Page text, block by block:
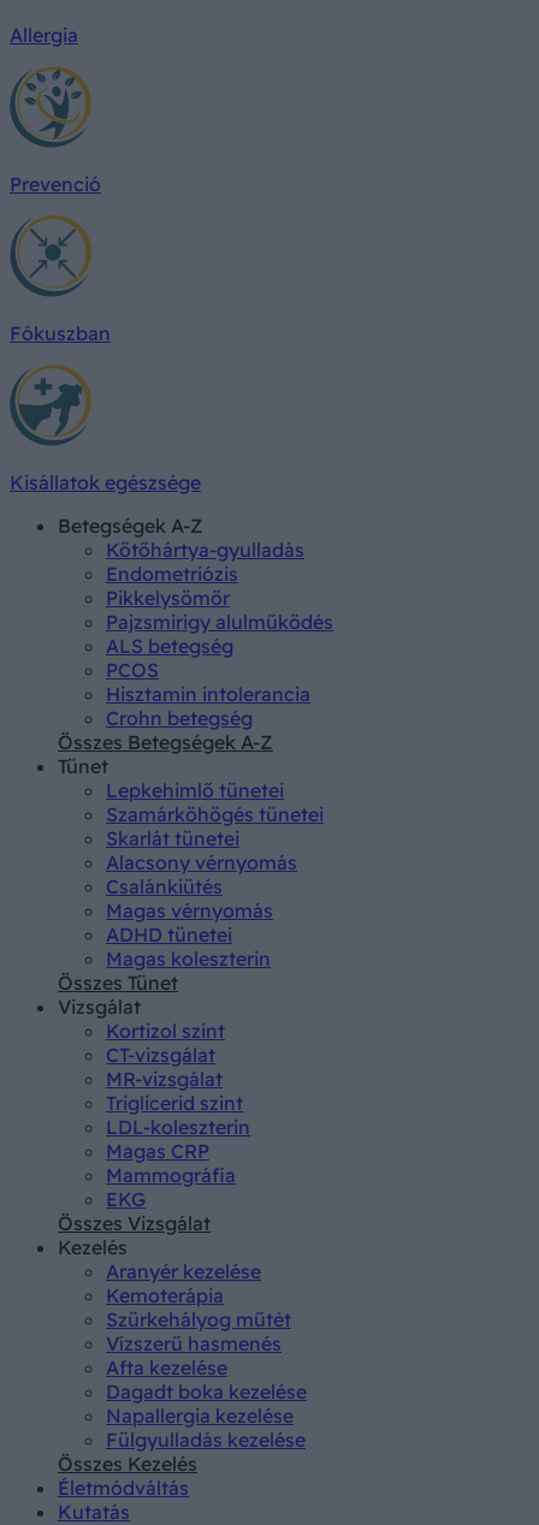
Allergia
Prevenció
Fókuszban
Kisállatok egészsége
Betegségek A-Z
Kötőhártya-gyulladás
Endometriózis
Pikkelysömör
Pajzsmirigy alulműködés
ALS betegség
PCOS
Hisztamin intolerancia
Crohn betegség
Összes Betegségek A-Z
Tünet
Lepkehimlő tünetei
Szamárköhögés tünetei
Skarlát tünetei
Alacsony vérnyomás
Csalánkiütés
Magas vérnyomás
ADHD tünetei
Magas koleszterin
Összes Tünet
Vizsgálat
Kortizol szint
CT-vizsgálat
MR-vizsgálat
Triglicerid szint
LDL-koleszterin
Magas CRP
Mammográfia
EKG
Összes Vizsgálat
Kezelés
Aranyér kezelése
Kemoterápia
Szürkehályog műtét
Vízszerű hasmenés
Afta kezelése
Dagadt boka kezelése
Napallergia kezelése
Fülgyulladás kezelése
Összes Kezelés
Életmódváltás
Kutatás